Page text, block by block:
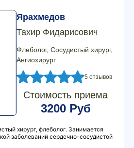
Ярахмедов
Тахир Фидарисович
Флеболог, Сосудистый хирург,
Ангиохирург
5 отзывов
Стоимость приема
3200 Руб
хирург, флеболог. Занимается
заболеваний сердечно-сосудистой